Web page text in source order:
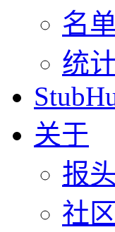
名单
统
关于
报头
社